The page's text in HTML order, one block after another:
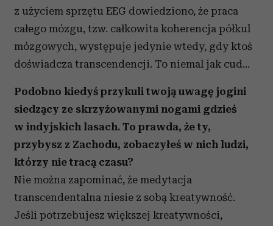
z użyciem sprzętu EEG dowiedziono, że praca
całego mózgu, tzw. całkowita koherencja półkul
mózgowych, występuje jedynie wtedy, gdy ktoś
doświadcza transcendencji. To niemal jak cud…
Podobno kiedyś przykuli twoją uwagę jogini
siedzący ze skrzyżowanymi nogami gdzieś
w indyjskich lasach. To prawda, że ty,
przybysz z Zachodu, zobaczyłeś w nich ludzi,
którzy nie tracą czasu?
Nie można zapominać, że medytacja
transcendentalna niesie z sobą kreatywność.
Jeśli potrzebujesz większej kreatywności,